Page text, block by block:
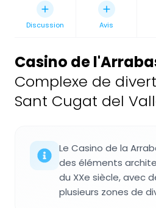
Discussion Avis
Casino de
Complexe de
Sant Cugat del
Le Casino de la
des éléments
du XXe siècle, avec
plusieurs zones de